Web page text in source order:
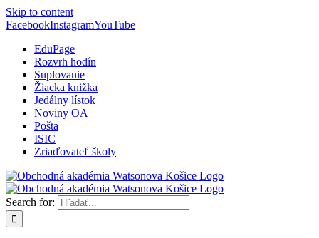
Skip to content
FacebookInstagramYouTube
EduPage
Rozvrh hodín
Suplovanie
Žiacka knižka
Jedálny lístok
Noviny OA
Pošta
ISIC
Zriaďovateľ školy
Search for: